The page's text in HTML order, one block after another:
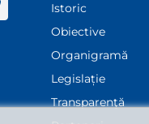
Istoric
Obiective
Organigramă
Legislație
Transparenţă